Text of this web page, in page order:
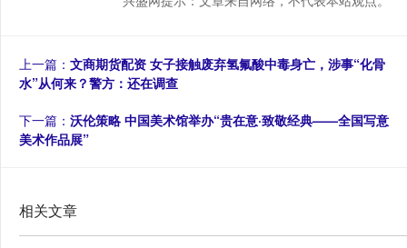
上一篇： 文商期货配资 女子接触废弃氢氟酸中毒身亡，涉事“化骨
水”从何来？警方：还在调查
下一篇： 沃伦策略 中国美术馆举办“贵在意·致敬经典——全国写意
美术作品展”
相关文章